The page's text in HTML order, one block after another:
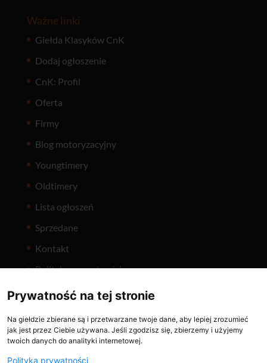
Ważne linki
Giełda Klasyków CnK
Dodaj ogłoszenie
CnK: Profil
Oferta
Firmy
Blog motoryzacyjny
Youngtimery
Oldtimery
Lista ogłoszeń
Sprzedane
Kontakt
Polityka prywatności
Prywatność na tej stronie
Na giełdzie zbierane są i przetwarzane twoje dane, aby lepiej zrozumieć
jak jest przez Ciebie używana. Jeśli zgodzisz się, zbierzemy i użyjemy
twoich danych do analityki internetowej.
Polityka prywatności